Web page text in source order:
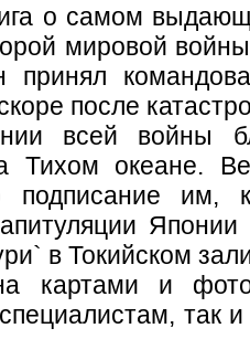
о самом
мировой
после
всей войны
Тихом океане.
им,
Японии
в Токийском
картами и
так